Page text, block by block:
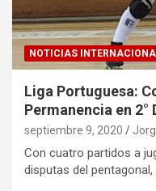
NOTICIAS
Liga Portuguesa:
Permanencia en 2°
septiembre 9, 2020
Con cuatro partidos a
disputas del pentagonal,